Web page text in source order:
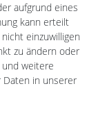
aufgrund eines
kann erteilt
einzuwilligen
zu ändern oder
und weitere
Daten in unserer